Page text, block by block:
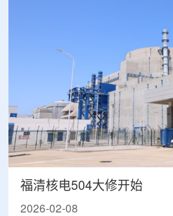
福清核电504大修开始
2026-02-08